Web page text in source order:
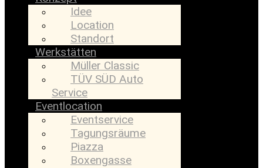
Idee
Location
Standort
Werkstätten
Müller Classic
TÜV SÜD Auto
Service
Eventlocation
Eventservice
Tagungsräume
Piazza
Boxengasse